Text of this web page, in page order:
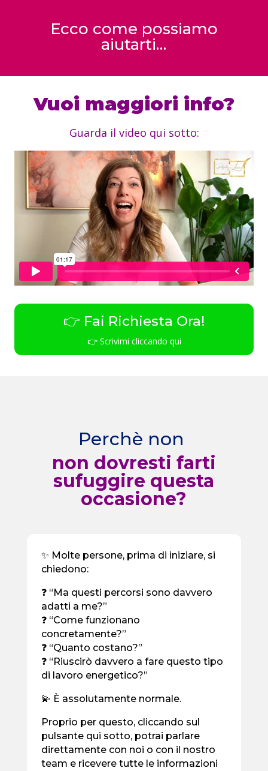
Ecco come possiamo
aiutarti…
Vuoi maggiori info?
Guarda il video qui sotto:
👉 Fai Richiesta Ora!
👉 Scrivimi cliccando qui
Perchè non
non dovresti farti
sufuggire questa
occasione?
✨ Molte persone, prima di iniziare, si
chiedono:
❓ “Ma questi percorsi sono davvero
adatti a me?”
❓ “Come funzionano
concretamente?”
❓ “Quanto costano?”
❓ “Riuscirò davvero a fare questo tipo
di lavoro energetico?”
💫 È assolutamente normale.
Proprio per questo, cliccando sul
pulsante qui sotto, potrai parlare
direttamente con noi o con il nostro
team e ricevere tutte le informazioni